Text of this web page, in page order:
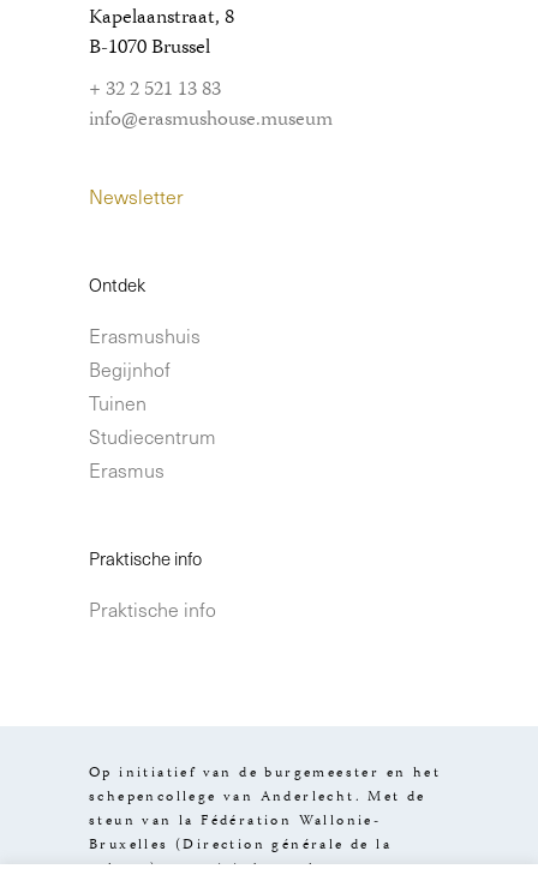
Kapelaanstraat, 8
B-1070 Brussel
+ 32 2 521 13 83
info@erasmushouse.museum
Newsletter
Ontdek
Erasmushuis
Begijnhof
Tuinen
Studiecentrum
Erasmus
Praktische info
Praktische info
Op initiatief van de burgemeester en het
schepencollege van Anderlecht. Met de
steun van la Fédération Wallonie-
Bruxelles (Direction générale de la
culture), van visit.brussels en van